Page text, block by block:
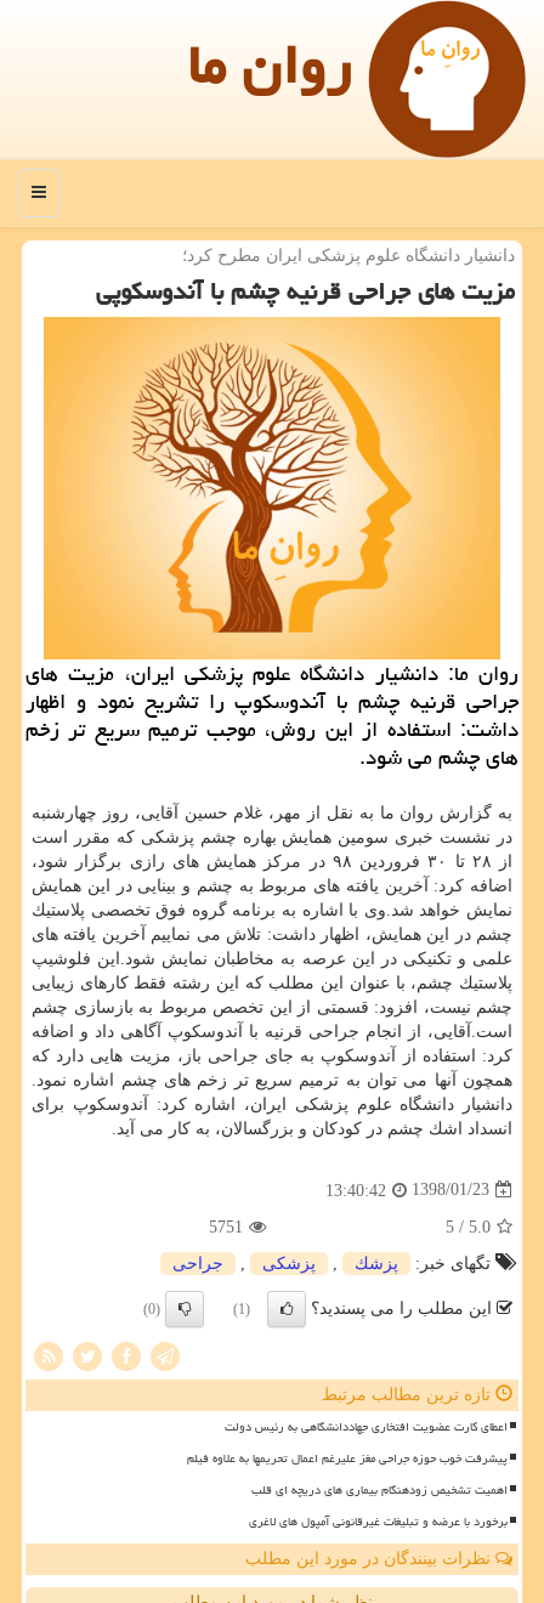
روان ما
منو
دانشیار دانشگاه علوم پزشكی ایران مطرح كرد؛
مزیت های جراحی قرنیه چشم با آندوسكوپی
روان ما: دانشیار دانشگاه علوم پزشكی ایران، مزیت های
جراحی قرنیه چشم با آندوسكوپ را تشریح نمود و اظهار
داشت: استفاده از این روش، موجب ترمیم سریع تر زخم
های چشم می شود.
به گزارش روان ما به نقل از مهر، غلام حسین آقایی، روز چهارشنبه
در نشست خبری سومین همایش بهاره چشم پزشكی كه مقرر است
از ۲۸ تا ۳۰ فروردین ۹۸ در مركز همایش های رازی برگزار شود،
اضافه كرد: آخرین یافته های مربوط به چشم و بینایی در این همایش
نمایش خواهد شد.وی با اشاره به برنامه گروه فوق تخصصی پلاستیك
چشم در این همایش، اظهار داشت: تلاش می نماییم آخرین یافته های
علمی و تكنیكی در این عرصه به مخاطبان نمایش شود.این فلوشیپ
پلاستیك چشم، با عنوان این مطلب كه این رشته فقط كارهای زیبایی
چشم نیست، افزود: قسمتی از این تخصص مربوط به بازسازی چشم
است.آقایی، از انجام جراحی قرنیه با آندوسكوپ آگاهی داد و اضافه
كرد: استفاده از آندوسكوپ به جای جراحی باز، مزیت هایی دارد كه
همچون آنها می توان به ترمیم سریع تر زخم های چشم اشاره نمود.
دانشیار دانشگاه علوم پزشكی ایران، اشاره كرد: آندوسكوپ برای
انسداد اشك چشم در كودكان و بزرگسالان، به كار می آید.
1398/01/23
13:40:42
5.0
/ 5
5751
تگهای خبر:
پزشك پزشكی جراحی
این مطلب را می پسندید؟ (1)
(0)
تازه ترین مطالب مرتبط
اعطای کارت عضویت افتخاری جهاددانشگاهی به رئیس دولت
پیشرفت خوب حوزه جراحی مغز علیرغم اعمال تحریمها به علاوه فیلم
اهمیت تشخیص زودهنگام بیماری های دریچه ای قلب
برخورد با عرضه و تبلیغات غیرقانونی آمپول های لاغری
نظرات بینندگان در مورد این مطلب